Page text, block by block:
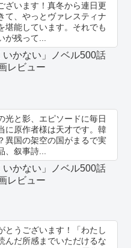
ざいます！真冬から連日更
て、やっとヴァレスティナ
堪能しています。それでも
が残って...
いかない」ノベル500話
レビュー
光と影、エピソードに毎日
に原作者様は天才です。韓
異国の架空の国がまるで実
叙事詩...
いかない」ノベル500話
レビュー
とうございます！「わたし
んだ所感までいただけるな